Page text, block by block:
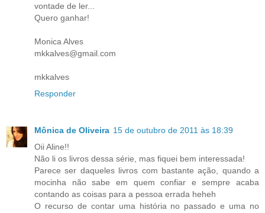
vontade de ler...
Quero ganhar!
Monica Alves
mkkalves@gmail.com
mkkalves
Responder
Mônica de Oliveira 15 de outubro de 2011 às 18:39
Oii Aline!!
Não li os livros dessa série, mas fiquei bem interessada!
Parece ser daqueles livros com bastante ação, quando a
mocinha não sabe em quem confiar e sempre acaba
contando as coisas para a pessoa errada heheh
O recurso de contar uma história no passado e uma no